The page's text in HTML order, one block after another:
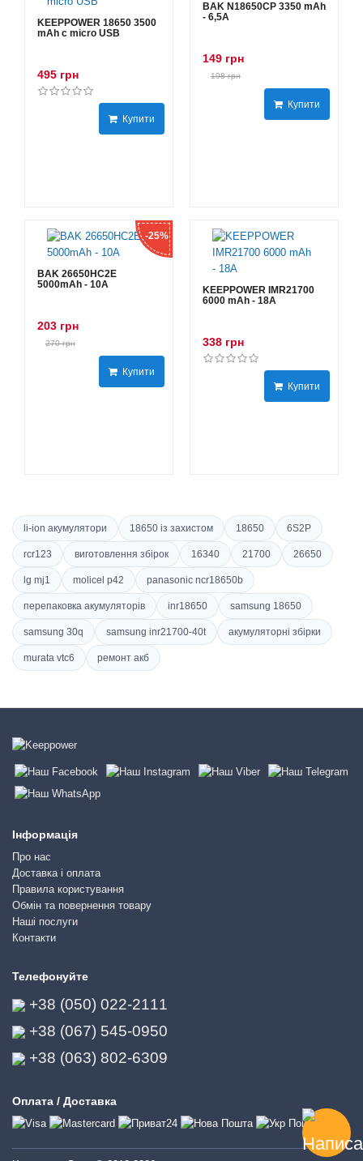
KEEPPOWER 18650 3500
mAh с micro USB
495 грн
Купити
BAK N18650CP 3350 mAh
- 6,5А
149 грн
198 грн
Купити
-25%
BAK 26650HC2E
5000mAh - 10А
203 грн
270 грн
Купити
KEEPPOWER IMR21700
6000 mAh - 18А
338 грн
Купити
li-ion акумулятори 18650 із захистом 18650 6S2P
rcr123 виготовлення збірок 16340 21700 26650
lg mj1 molicel p42 panasonic ncr18650b
перепаковка акумуляторів inr18650 samsung 18650
samsung 30q samsung inr21700-40t акумуляторні збірки
murata vtc6 ремонт акб
Інформація
Про нас
Доставка і оплата
Правила користування
Обмін та повернення товару
Наші послуги
Контакти
Телефонуйте
+38 (050) 022-2111
+38 (067) 545-0950
+38 (063) 802-6309
Оплата / Доставка